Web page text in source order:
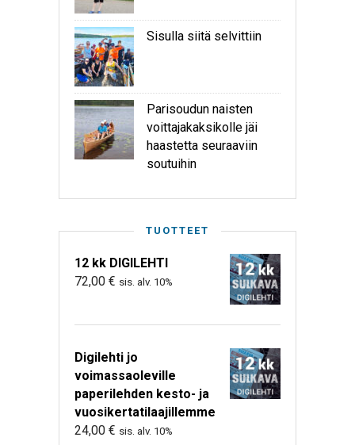
Sisulla siitä selvittiin
Parisoudun naisten
voittajakaksikolle jäi
haastetta seuraaviin
soutuihin
TUOTTEET
12 kk DIGILEHTI
72,00 € sis. alv. 10%
Digilehti jo
voimassaoleville
paperilehden kesto- ja
vuosikertatilaajillemme
24,00 € sis. alv. 10%